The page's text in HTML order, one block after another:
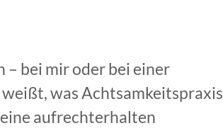
– bei mir oder bei einer
was Achtsamkeitspraxis
aufrechterhalten